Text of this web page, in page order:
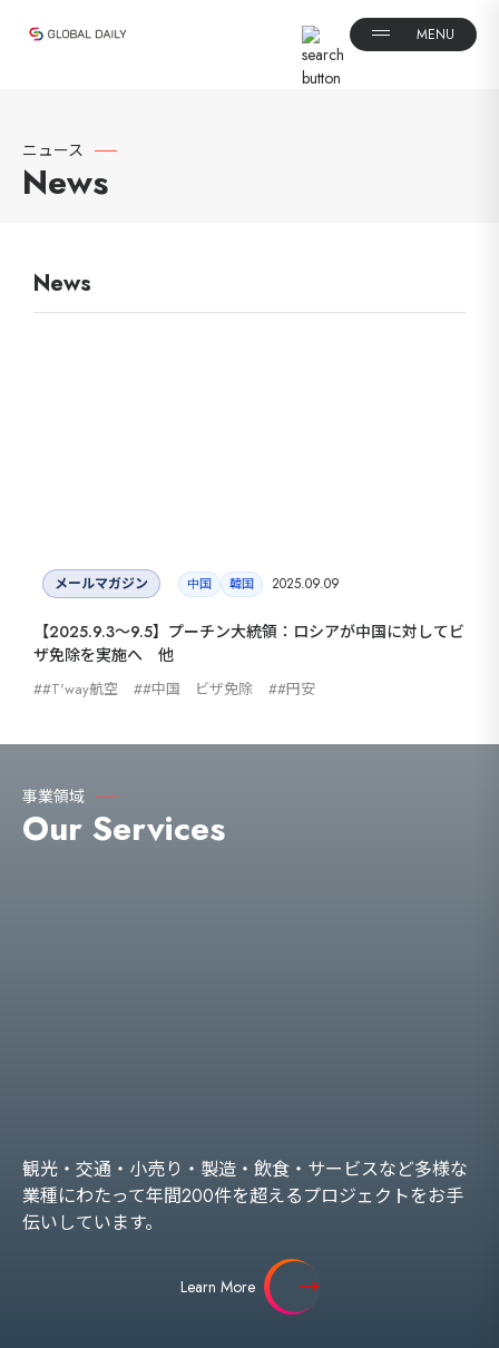
ニュース
News
News
メールマガジン 中国 韓国 2025.09.09
【2025.9.3～9.5】プーチン大統領：ロシアが中国に対してビ
ザ免除を実施へ 他
#T'way航空 #中国 ビザ免除 #円安
事業領域
Our Services
観光・交通・小売り・製造・飲食・サービスなど多様な
業種にわたって年間200件を超えるプロジェクトをお手
伝いしています。
Learn More